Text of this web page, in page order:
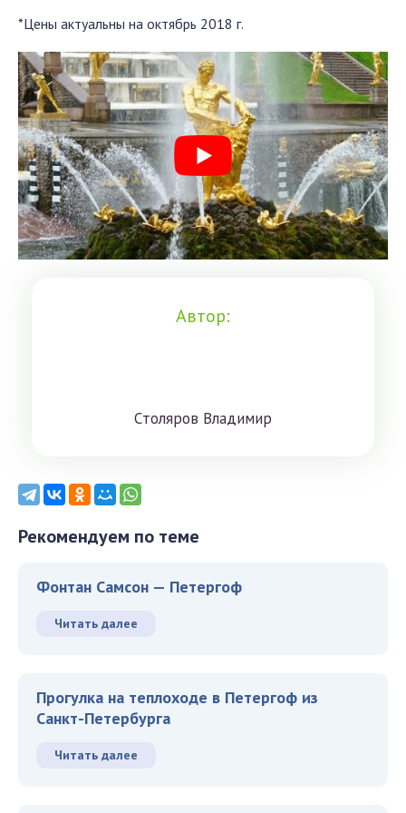
*Цены актуальны на октябрь 2018 г.
Автор:
Cтoлярoв Влaдимиp
Рекомендуем по теме
Фонтан Самсон — Петергоф
Читать далее
Прогулка на теплоходе в Петергоф из
Санкт-Петербурга
Читать далее